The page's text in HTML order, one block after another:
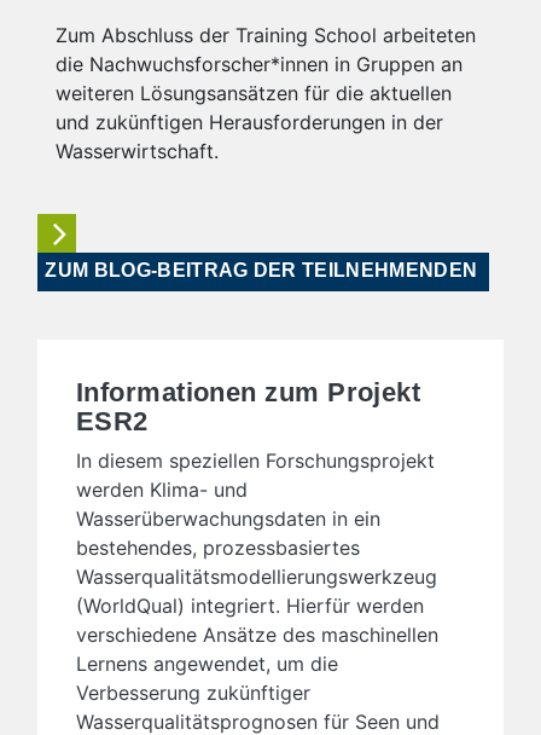
Zum Abschluss der Training School arbeiteten
die Nachwuchsforscher*innen in Gruppen an
weiteren Lösungsansätzen für die aktuellen
und zukünftigen Herausforderungen in der
Wasserwirtschaft.
ZUM BLOG-BEITRAG DER TEILNEHMENDEN
Informationen zum Projekt
ESR2
In diesem speziellen Forschungsprojekt
werden Klima- und
Wasserüberwachungsdaten in ein
bestehendes, prozessbasiertes
Wasserqualitätsmodellierungswerkzeug
(WorldQual) integriert. Hierfür werden
verschiedene Ansätze des maschinellen
Lernens angewendet, um die
Verbesserung zukünftiger
Wasserqualitätsprognosen für Seen und